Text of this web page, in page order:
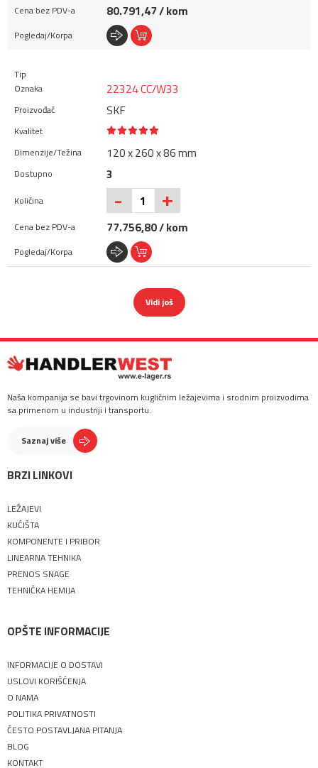
80.791,47 / kom
22324 CC/W33
SKF
120 x 260 x 86 mm
3
- +
77.756,80 / kom
Vidi još
Naša kompanija se bavi trgovinom kugličnim ležajevima i srodnim proizvodima
sa primenom u industriji i transportu.
Saznaj više
BRZI LINKOVI
LEŽAJEVI
KUĆIŠTA
KOMPONENTE I PRIBOR
LINEARNA TEHNIKA
PRENOS SNAGE
TEHNIČKA HEMIJA
OPŠTE INFORMACIJE
INFORMACIJE O DOSTAVI
USLOVI KORIŠĆENJA
O NAMA
POLITIKA PRIVATNOSTI
ČESTO POSTAVLJANA PITANJA
BLOG
KONTAKT